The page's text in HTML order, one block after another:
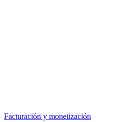
Facturación y monetización